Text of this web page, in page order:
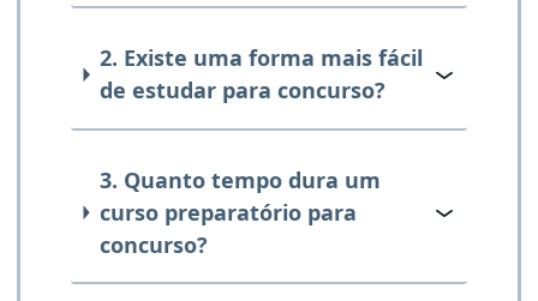
2. Existe uma forma mais fácil
de estudar para concurso?
3. Quanto tempo dura um
curso preparatório para
concurso?